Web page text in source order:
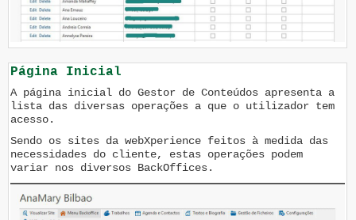
Página Inicial
A página inicial do Gestor de Conteúdos apresenta a
lista das diversas operações a que o utilizador tem
acesso.
Sendo os sites da webXperience feitos à medida das
necessidades do cliente, estas operações podem
variar nos diversos BackOffices.